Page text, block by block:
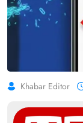
Khabar Editor